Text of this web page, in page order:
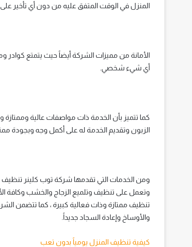
المنزل في الوقت المتفق عليه من دون أي تأخير على
الأمانة من مميزات الشركة أيضاً حيث يتمتع
أي شيء شخصي.
كما تتميز بأن الخدمة ذات مواصفات عالية
الزبون وتقديم الخدمة له على أكمل وجه وبجودة
ومن الخدمات التي تقدمها شركة توب كلينر تنظيف
وتعمل على تنظيف وتلميع الزجاج والخشب وكافة
تنظيف ممتازة وذات فعالية كبيرة ، كما تتضمن
والأوساخ وإعادة السجاد جديداً.
كيفية تنظيف المنزل يومياً بدون تعب